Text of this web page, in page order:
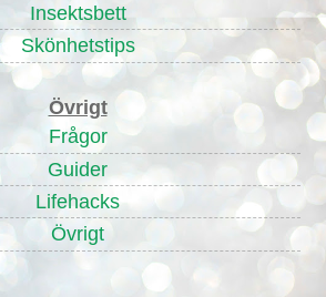
Insektsbett
Skönhetstips
Övrigt
Frågor
Guider
Lifehacks
Övrigt